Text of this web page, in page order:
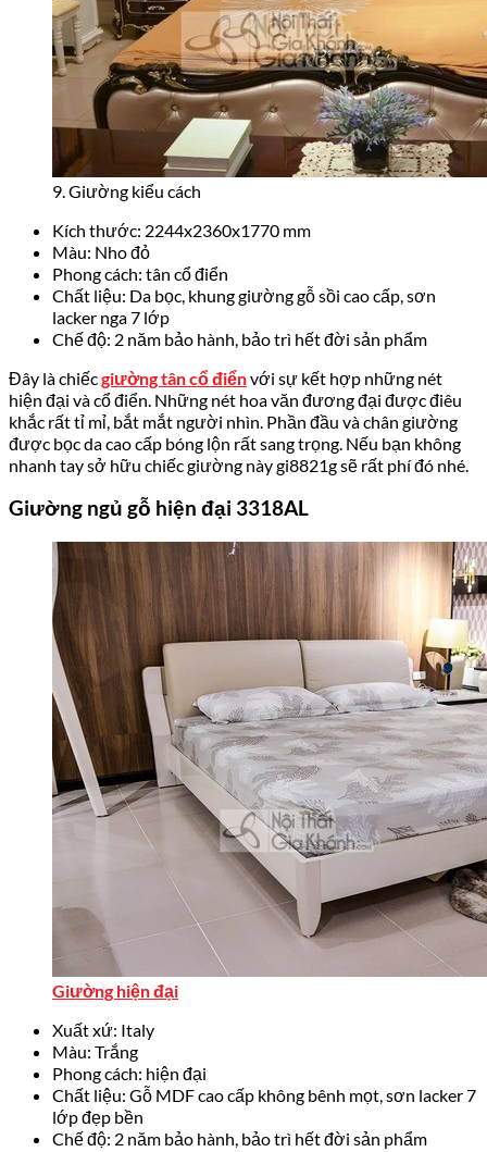
9. Giường kiểu cách
Kích thước: 2244x2360x1770 mm
Màu: Nho đỏ
Phong cách: tân cổ điển
Chất liệu: Da bọc, khung giường gỗ sồi cao cấp, sơn
lacker nga 7 lớp
Chế độ: 2 năm bảo hành, bảo trì hết đời sản phẩm
Đây là chiếcgiường tân cổ điểnvới sự kết hợp những nét
hiện đại và cổ điển. Những nét hoa văn đương đại được điêu
khắc rất tỉ mỉ, bắt mắt người nhìn. Phần đầu và chân giường
được bọc da cao cấp bóng lộn rất sang trọng. Nếu bạn không
nhanh tay sở hữu chiếc giường này gi8821g sẽ rất phí đó nhé.
Giường ngủ gỗ hiện đại 3318AL
Giường hiện đại
Xuất xứ: Italy
Màu: Trắng
Phong cách: hiện đại
Chất liệu: Gỗ MDF cao cấp không bênh mọt, sơn lacker 7
lớp đẹp bền
Chế độ: 2 năm bảo hành, bảo trì hết đời sản phẩm